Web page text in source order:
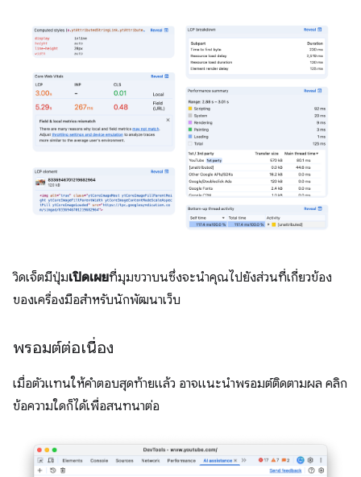
วิดเจ็ตมีปุ่มเปิดเผยที่มุมขวาบนซึ่งจะนำคุณไปยังส่วนที่เกี่ยวข้อง
ของเครื่องมือสำหรับนักพัฒนาเว็บ
พรอมต์ต่อเนื่อง
เมื่อตัวแทนให้คำตอบสุดท้ายแล้ว อาจแนะนำพรอมต์ติดตามผล คลิก
ข้อความใดก็ได้เพื่อสนทนาต่อ